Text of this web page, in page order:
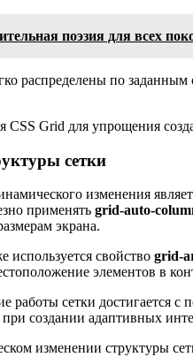
поэзия для всех
распределены по заданным
CSS Grid для упрощения
сетки
изменения
применять grid-auto-
экрана.
используется свойство grid-
элементов в
сетки достигается с
создании адаптивных
изменении структуры